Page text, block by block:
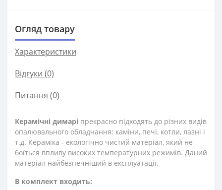
Огляд товару
Характеристики
Відгуки (0)
Питання (0)
Керамічні димарі прекрасно підходять до різних видів
опалювального обладнання: каміни, печі, котли, лазні і
т.д. Кераміка - екологічно чистий матеріал, який не
боїться впливу високих температурних режимів. Даний
матеріал найбезпечніший в експлуатації.
В комплект входить: